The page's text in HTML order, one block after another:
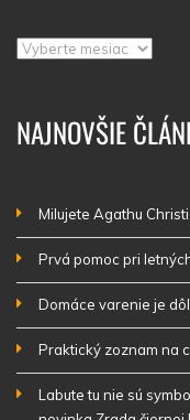
Archív
NAJNOVŠIE
Milujete Agathu
Prvá pomoc pri
Domáce varenie je
Praktický zoznam na
Labute tu nie sú